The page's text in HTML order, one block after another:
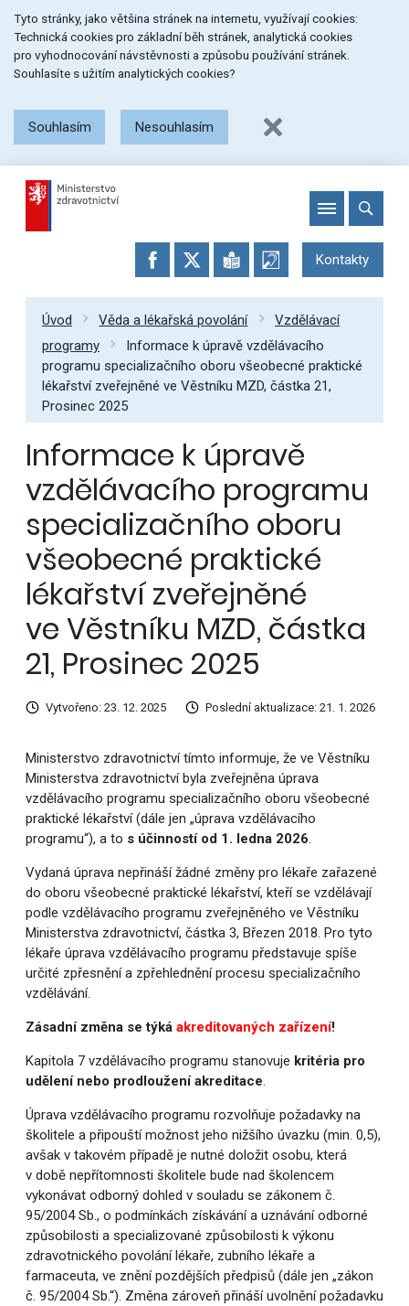
na
menu
na
obsah
na
patičku
stránky
Tyto stránky, jako většina stránek na internetu, využívají cookies:
Technická cookies pro základní běh stránek, analytická cookies
pro vyhodnocování návstěvnosti a způsobu používání stránek.
Souhlasíte s užitím analytických cookies?
Souhlasím Nesouhlasím
Kontakty
Úvod Věda a lékařská povolání
Vzdělávací
programy
Informace k úpravě vzdělávacího
programu specializačního oboru všeobecné praktické
lékařství zveřejněné ve Věstníku MZD, částka 21,
Prosinec 2025
Informace k úpravě
vzdělávacího programu
specializačního oboru
všeobecné praktické
lékařství zveřejněné
ve Věstníku MZD, částka
21, Prosinec 2025
Vytvořeno: 23. 12. 2025 Poslední aktualizace: 21. 1. 2026
Ministerstvo zdravotnictví tímto informuje, že ve Věstníku
Ministerstva zdravotnictví byla zveřejněna úprava
vzdělávacího programu specializačního oboru všeobecné
praktické lékařství (dále jen „úprava vzdělávacího
programu“), a to s účinností od 1. ledna 2026.
Vydaná úprava nepřináší žádné změny pro lékaře zařazené
do oboru všeobecné praktické lékařství, kteří se vzdělávají
podle vzdělávacího programu zveřejněného ve Věstníku
Ministerstva zdravotnictví, částka 3, Březen 2018. Pro tyto
lékaře úprava vzdělávacího programu představuje spíše
určité zpřesnění a zpřehlednění procesu specializačního
vzdělávání.
Zásadní změna se týká akreditovaných zařízení!
Kapitola 7 vzdělávacího programu stanovuje kritéria pro
udělení nebo prodloužení akreditace.
Úprava vzdělávacího programu rozvolňuje požadavky na
školitele a připouští možnost jeho nižšího úvazku (min. 0,5),
avšak v takovém případě je nutné doložit osobu, která
v době nepřítomnosti školitele bude nad školencem
vykonávat odborný dohled v souladu se zákonem č.
95/2004 Sb., o podmínkách získávání a uznávání odborné
způsobilosti a specializované způsobilosti k výkonu
zdravotnického povolání lékaře, zubního lékaře a
farmaceuta, ve znění pozdějších předpisů (dále jen „zákon
č. 95/2004 Sb.“). Změna zároveň přináší uvolnění požadavku